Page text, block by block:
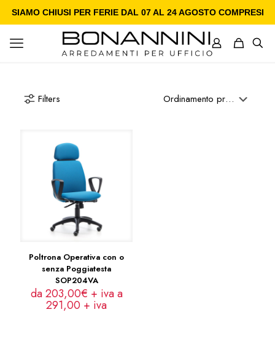
SIAMO CHIUSI PER FERIE DAL 07 AL 24 AGOSTO COMPRESI
Filters
Poltrona Operativa con o
senza Poggiatesta
SOP204VA
da 203,00€ + iva a
291,00 + iva